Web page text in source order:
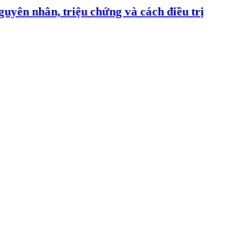
nhân, triệu chứng và cách điều trị